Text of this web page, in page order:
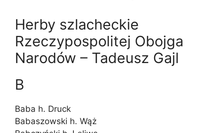
Herby szlacheckie
Rzeczypospolitej Obojga
Narodów – Tadeusz Gajl
B
Baba h. Druck
Babaszowski h. Wąż